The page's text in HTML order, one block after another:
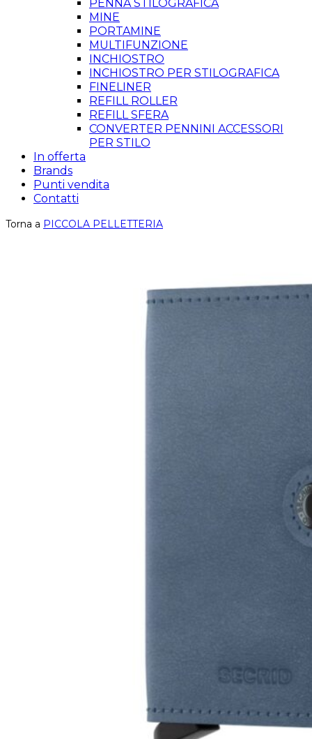
PENNA STILOGRAFICA
MINE
PORTAMINE
MULTIFUNZIONE
INCHIOSTRO
INCHIOSTRO PER STILOGRAFICA
FINELINER
REFILL ROLLER
REFILL SFERA
CONVERTER PENNINI ACCESSORI
PER STILO
In offerta
Brands
Punti vendita
Contatti
Torna a PICCOLA PELLETTERIA